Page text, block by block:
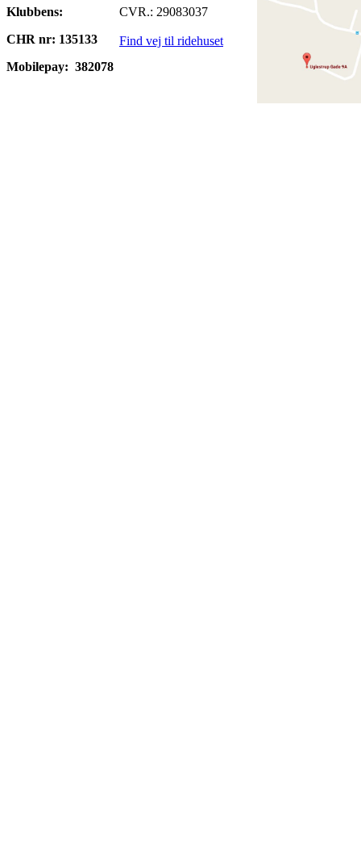
Klubbens:
CHR nr: 135133
Mobilepay: 382078
CVR.: 29083037
Find vej til ridehuset